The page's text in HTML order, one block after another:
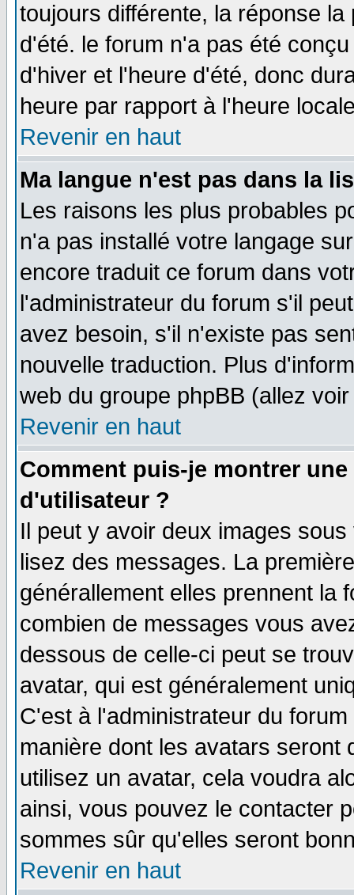
toujours différente, la réponse
d'été. le forum n'a pas été
d'hiver et l'heure d'été, donc
heure par rapport à l'heure
Revenir en haut
Ma langue n'est pas dans la
Les raisons les plus probables
n'a pas installé votre langage
encore traduit ce forum dans
l'administrateur du forum s'il
avez besoin, s'il n'existe pas
nouvelle traduction. Plus
web du groupe phpBB (allez
Revenir en haut
Comment puis-je montrer
d'utilisateur ?
Il peut y avoir deux images
lisez des messages. La
générallement elles prennent la
combien de messages vous
dessous de celle-ci peut se
avatar, qui est généralement
C'est à l'administrateur du
manière dont les avatars seront
utilisez un avatar, cela voudra
ainsi, vous pouvez le contacter
sommes sûr qu'elles seront
Revenir en haut